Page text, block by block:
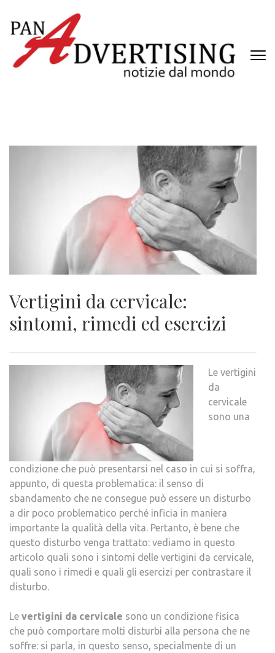
contenuto
(premi
invio)
Vertigini da cervicale:
sintomi, rimedi ed esercizi
Le vertigini
da
cervicale
sono una
condizione che può presentarsi nel caso in cui si soffra,
appunto, di questa problematica: il senso di
sbandamento che ne consegue può essere un disturbo
a dir poco problematico perché inficia in maniera
importante la qualità della vita. Pertanto, è bene che
questo disturbo venga trattato: vediamo in questo
articolo quali sono i sintomi delle vertigini da cervicale,
quali sono i rimedi e quali gli esercizi per contrastare il
disturbo.
Le vertigini da cervicale sono un condizione fisica
che può comportare molti disturbi alla persona che ne
soffre: si parla, in questo senso, specialmente di un